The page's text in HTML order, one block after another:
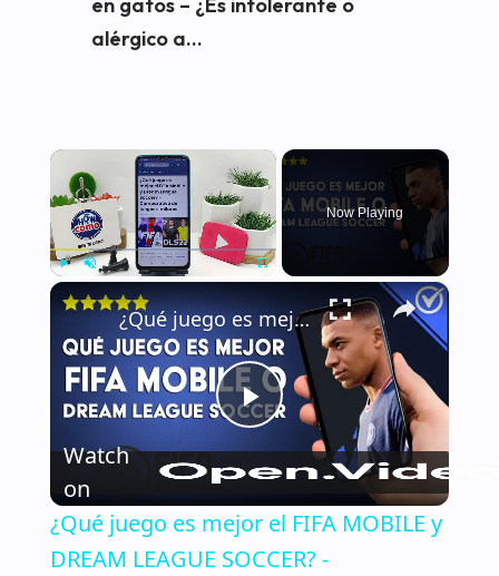
alérgico a...
×
Now Playing
×
Play
Video
¿Qué juego es mejor el FIFA MOBILE y DREAM LEAGUE SOCCER? - Comparativa de juegos similares
Watch
on
¿Qué juego es mejor el FIFA MOBILE y
DREAM LEAGUE SOCCER? -